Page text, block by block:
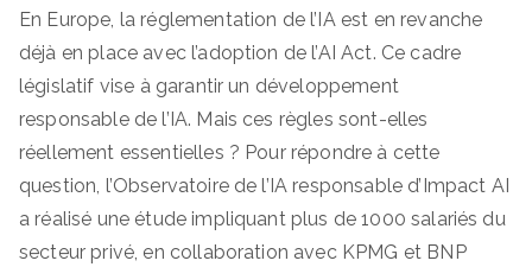
En Europe, la réglementation de l’IA est en revanche
déjà en place avec l’adoption de l’AI Act. Ce cadre
législatif vise à garantir un développement
responsable de l’IA. Mais ces règles sont-elles
réellement essentielles ? Pour répondre à cette
question, l’Observatoire de l’IA responsable d’Impact AI
a réalisé une étude impliquant plus de 1000 salariés du
secteur privé, en collaboration avec KPMG et BNP